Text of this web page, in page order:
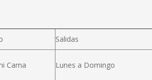
Salidas
Cama Lunes a Domingo